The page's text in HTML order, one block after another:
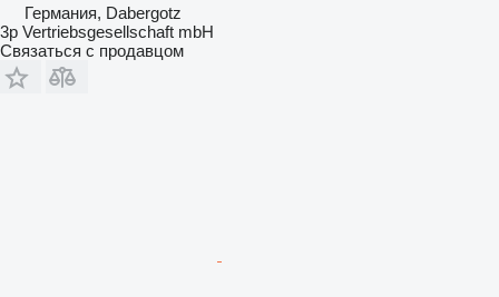
Германия, Dabergotz
3p Vertriebsgesellschaft mbH
Связаться с продавцом